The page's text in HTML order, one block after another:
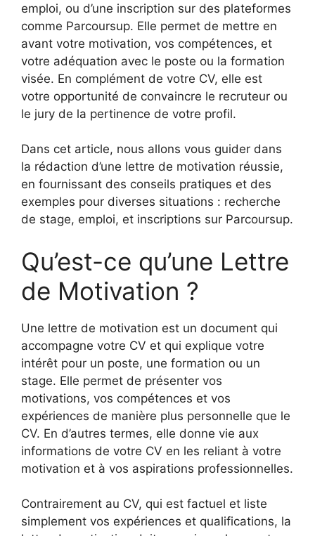
emploi, ou d’une inscription sur des plateformes
comme Parcoursup. Elle permet de mettre en
avant votre motivation, vos compétences, et
votre adéquation avec le poste ou la formation
visée. En complément de votre CV, elle est
votre opportunité de convaincre le recruteur ou
le jury de la pertinence de votre profil.
Dans cet article, nous allons vous guider dans
la rédaction d’une lettre de motivation réussie,
en fournissant des conseils pratiques et des
exemples pour diverses situations : recherche
de stage, emploi, et inscriptions sur Parcoursup.
Qu’est-ce qu’une Lettre
de Motivation ?
Une lettre de motivation est un document qui
accompagne votre CV et qui explique votre
intérêt pour un poste, une formation ou un
stage. Elle permet de présenter vos
motivations, vos compétences et vos
expériences de manière plus personnelle que le
CV. En d’autres termes, elle donne vie aux
informations de votre CV en les reliant à votre
motivation et à vos aspirations professionnelles.
Contrairement au CV, qui est factuel et liste
simplement vos expériences et qualifications, la